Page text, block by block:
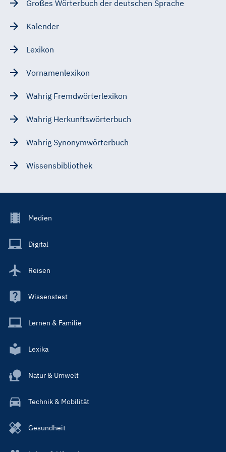
Großes Wörterbuch der deutschen Sprache
Kalender
Lexikon
Vornamenlexikon
Wahrig Fremdwörterlexikon
Wahrig Herkunftswörterbuch
Wahrig Synonymwörterbuch
Wissensbibliothek
Footer
Main
Medien
Digital
Reisen
Wissenstest
Lernen & Familie
Lexika
Natur & Umwelt
Technik & Mobilität
Gesundheit